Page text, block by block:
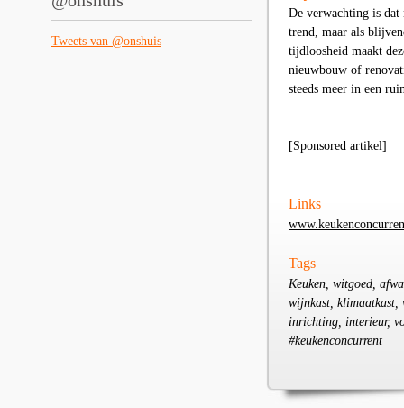
Tweets van @onshuis
De verwachting is
trend, maar als
tijdloosheid maakt
nieuwbouw of
steeds meer in een
[Sponsored artikel]
Links
Tags
Keuken, witgoed,
wijnkast, klimaatkast,
inrichting, interieur,
#keukenconcurrent